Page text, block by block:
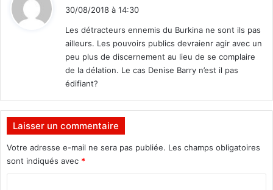
:
30/08/2018 à 14:30
Les détracteurs ennemis du Burkina ne sont ils pas
ailleurs. Les pouvoirs publics devraienr agir avec un
peu plus de discernement au lieu de se complaire
de la délation. Le cas Denise Barry n’est il pas
édifiant?
Laisser un commentaire
Votre adresse e-mail ne sera pas publiée. Les champs obligatoires
sont indiqués avec *